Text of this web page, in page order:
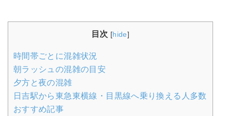
目次 [hide]
時間帯ごとに混雑状況
朝ラッシュの混雑の目安
夕方と夜の混雑
日吉駅から東急東横線・目黒線へ乗り換える人多数
おすすめ記事